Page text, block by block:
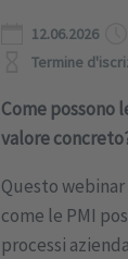
12.06.2026
Termine
Come possono
valore
Questo
come le PMI
processi